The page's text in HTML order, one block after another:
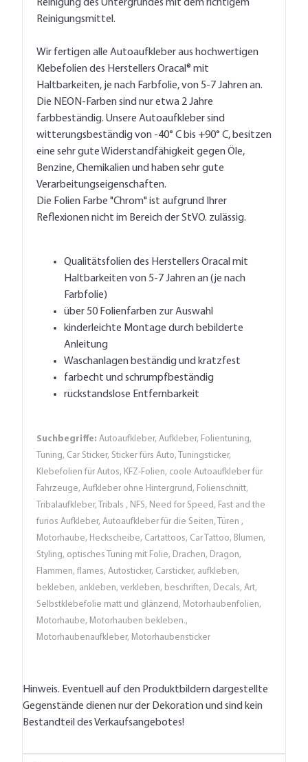
Reinigung des Untergrundes mit dem richtigem
Reinigungsmittel.
Wir fertigen alle Autoaufkleber aus hochwertigen
Klebefolien des Herstellers Oracal® mit
Haltbarkeiten, je nach Farbfolie, von 5-7 Jahren an.
Die NEON-Farben sind nur etwa 2 Jahre
farbbeständig. Unsere Autoaufkleber sind
witterungsbeständig von -40° C bis +90° C, besitzen
eine sehr gute Widerstandfähigkeit gegen Öle,
Benzine, Chemikalien und haben sehr gute
Verarbeitungseigenschaften.
Die Folien Farbe "Chrom" ist aufgrund Ihrer
Reflexionen nicht im Bereich der StVO. zulässig.
Qualitätsfolien des Herstellers Oracal mit
Haltbarkeiten von 5-7 Jahren an (je nach
Farbfolie)
über 50 Folienfarben zur Auswahl
kinderleichte Montage durch bebilderte
Anleitung
Waschanlagen beständig und kratzfest
farbecht und schrumpfbeständig
rückstandslose Entfernbarkeit
Suchbegriffe: Autoaufkleber, Aufkleber, Folientuning,
Tuning, Car Sticker, Sticker fürs Auto, Tuningsticker,
Klebefolien für Autos, KFZ-Folien, coole Autoaufkleber für
Fahrzeuge, Aufkleber ohne Hintergrund, Folienschnitt,
Tribalaufkleber, Tribals , NFS, Need for Speed, Fast and the
furios Aufkleber, Autoaufkleber für die Seiten, Türen ,
Motorhaube, Heckscheibe, Cartattoos, Car Tattoo, Blumen,
Styling, optisches Tuning mit Folie, Drachen, Dragon,
Flammen, flames, Autosticker, Carsticker, aufkleben,
bekleben, ankleben, verkleben, beschriften, Decals, Art,
Selbstklebefolie matt und glänzend, Motorhaubenfolien,
Motorhaube, Motorhauben bekleben.,
Motorhaubenaufkleber, Motorhaubensticker
Hinweis. Eventuell auf den Produktbildern dargestellte
Gegenstände dienen nur der Dekoration und sind kein
Bestandteil des Verkaufsangebotes!